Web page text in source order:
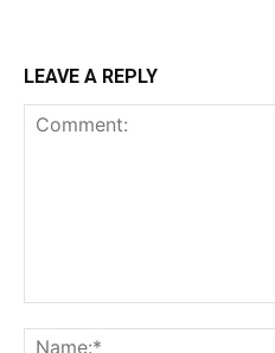
LEAVE A REPLY